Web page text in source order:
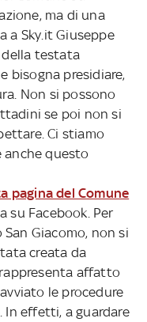
ma di una
a Sky.it Giuseppe
testata
bisogna presidiare,
Non si possono
se poi non si
Ci stiamo
questo
pagina del Comune
su Facebook. Per
Giacomo, non si
creata da
affatto
le procedure
In effetti, a guardare